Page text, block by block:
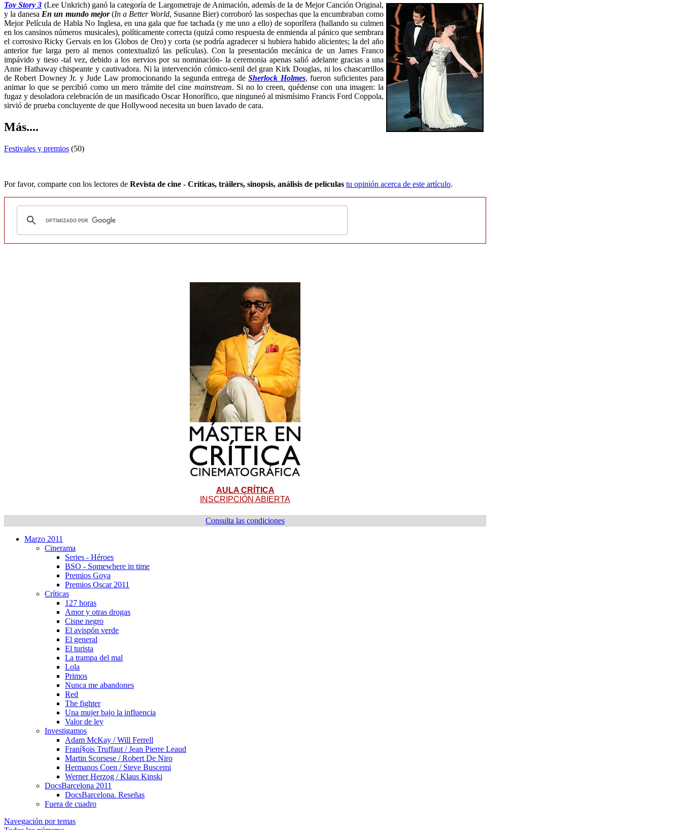
Toy Story 3 (Lee Unkrich) ganó la categoría de Largometraje de Animación, además de la de Mejor Canción Original,
y la danesaEn un mundo mejor(In a Better World, Susanne Bier) corroboró las sospechas que la encumbraban como
Mejor Película de Habla No Inglesa, en una gala que fue tachada (y me uno a ello) de soporífera (hallando su culmen
en los cansinos números musicales), políticamente correcta (quizá como respuesta de enmienda al pánico que sembrara
el corrosivo Ricky Gervais en los Globos de Oro) y corta (se podría agradecer si hubiera habido alicientes; la del año
anterior fue larga pero al menos contextualizó las películas). Con la presentación mecánica de un James Franco
impávido y tieso -tal vez, debido a los nervios por su nominación- la ceremonia apenas salió adelante gracias a una
Anne Hathaway chispeante y cautivadora. Ni la intervención cómico-senil del gran Kirk Douglas, ni los chascarrillos
de Robert Downey Jr. y Jude Law promocionando la segunda entrega deSherlock Holmes, fueron suficientes para
animar lo que se percibió como un mero trámite del cine mainstream. Si no lo creen, quédense con una imagen: la
fugaz y desoladora celebración de un masificado Oscar Honorífico, que ninguneó al mismísimo Francis Ford Coppola,
sirvió de prueba concluyente de que Hollywood necesita un buen lavado de cara.
Más....
Festivales y premios (50)
Por favor, comparte con los lectores de Revista de cine - Críticas, tráilers, sinopsis, análisis de películas tu opinión acerca de este artículo.
AULA CRÍTICA
INSCRIPCIÓN ABIERTA
Consulta las condiciones
Marzo 2011
Cinerama
Series - Héroes
BSO - Somewhere in time
Premios Goya
Premios Oscar 2011
Crí­ticas
127 horas
Amor y otras drogas
Cisne negro
El avispón verde
El general
El turista
La trampa del mal
Lola
Primos
Nunca me abandones
Red
The fighter
Una mujer bajo la influencia
Valor de ley
Investigamos
Adam McKay / Will Ferrell
Franí§ois Truffaut / Jean Pierre Leaud
Martin Scorsese / Robert De Niro
Hermanos Coen / Steve Buscemi
Werner Herzog / Klaus Kinski
DocsBarcelona 2011
DocsBarcelona. Reseñas
Fuera de cuadro
Navegación por temas